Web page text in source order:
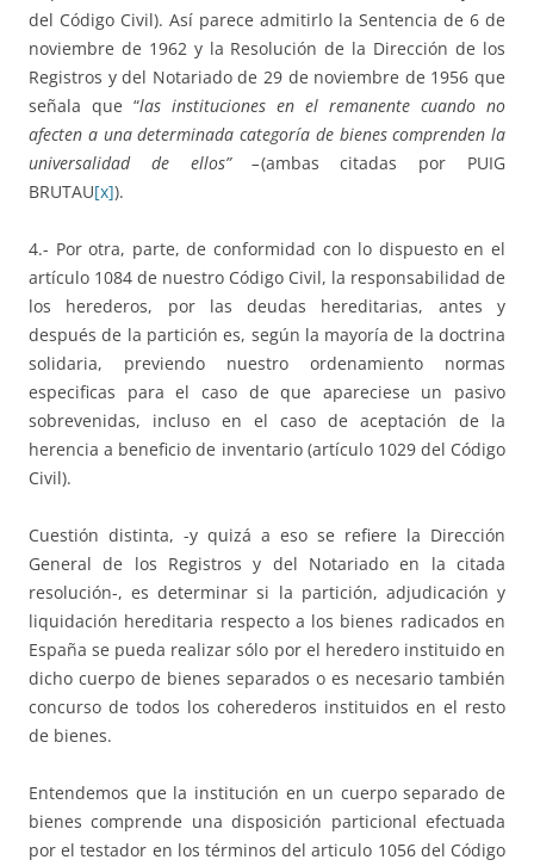
del Código Civil). Así parece admitirlo la Sentencia de 6 de
noviembre de 1962 y la Resolución de la Dirección de los
Registros y del Notariado de 29 de noviembre de 1956 que
señala que “las instituciones en el remanente cuando no
afecten a una determinada categoría de bienes comprenden la
universalidad de ellos” –(ambas citadas por PUIG
BRUTAU[x]).
4.- Por otra, parte, de conformidad con lo dispuesto en el
artículo 1084 de nuestro Código Civil, la responsabilidad de
los herederos, por las deudas hereditarias, antes y
después de la partición es, según la mayoría de la doctrina
solidaria, previendo nuestro ordenamiento normas
especificas para el caso de que apareciese un pasivo
sobrevenidas, incluso en el caso de aceptación de la
herencia a beneficio de inventario (artículo 1029 del Código
Civil).
Cuestión distinta, -y quizá a eso se refiere la Dirección
General de los Registros y del Notariado en la citada
resolución-, es determinar si la partición, adjudicación y
liquidación hereditaria respecto a los bienes radicados en
España se pueda realizar sólo por el heredero instituido en
dicho cuerpo de bienes separados o es necesario también
concurso de todos los coherederos instituidos en el resto
de bienes.
Entendemos que la institución en un cuerpo separado de
bienes comprende una disposición particional efectuada
por el testador en los términos del articulo 1056 del Código